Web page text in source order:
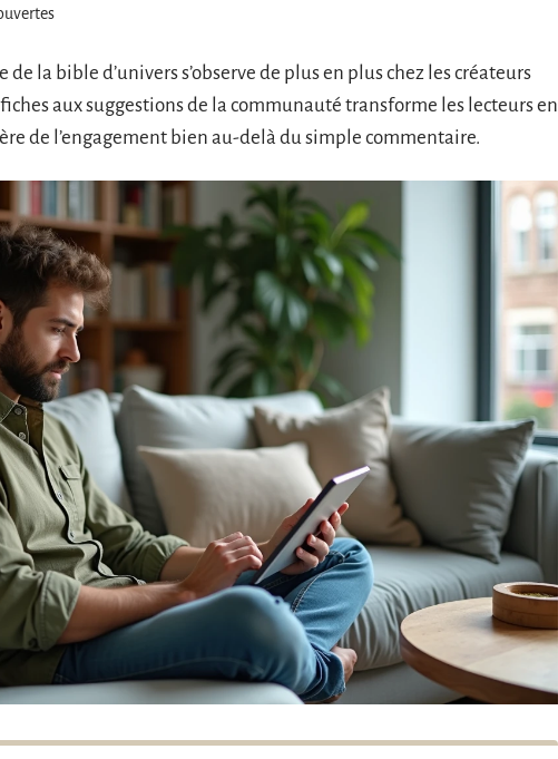
la bible d’univers s’observe de plus en plus chez les créateurs
aux suggestions de la communauté transforme les lecteurs en
de l’engagement bien au-delà du simple commentaire.